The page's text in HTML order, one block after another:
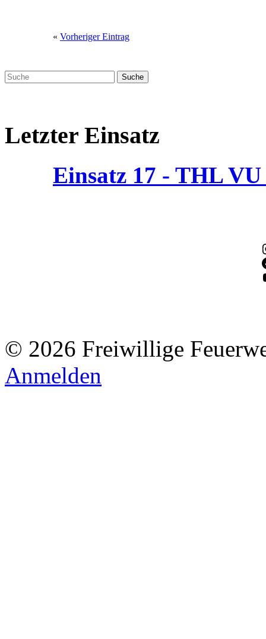
« Vorheriger Eintrag
Letzter Einsatz
Einsatz 17 - THL
© 2026 Freiwillige
Anmelden